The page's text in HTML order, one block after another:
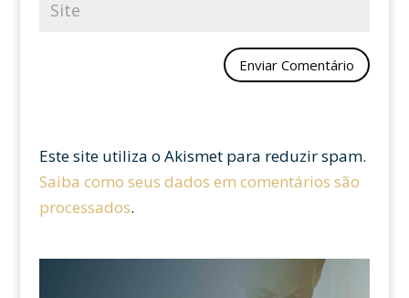
Este site utiliza o Akismet para reduzir spam.
Saiba como seus dados em comentários são
processados.